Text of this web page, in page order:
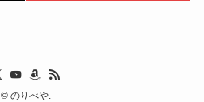
©のりべや.